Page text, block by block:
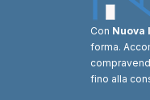
Con Nuova
forma.
fino alla